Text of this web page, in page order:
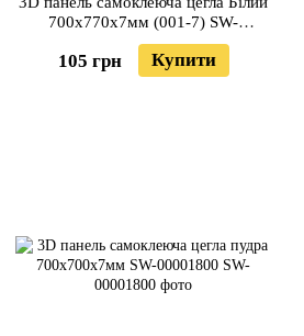
700х770х7мм (001-7) SW-
00000047
105 грн Купити